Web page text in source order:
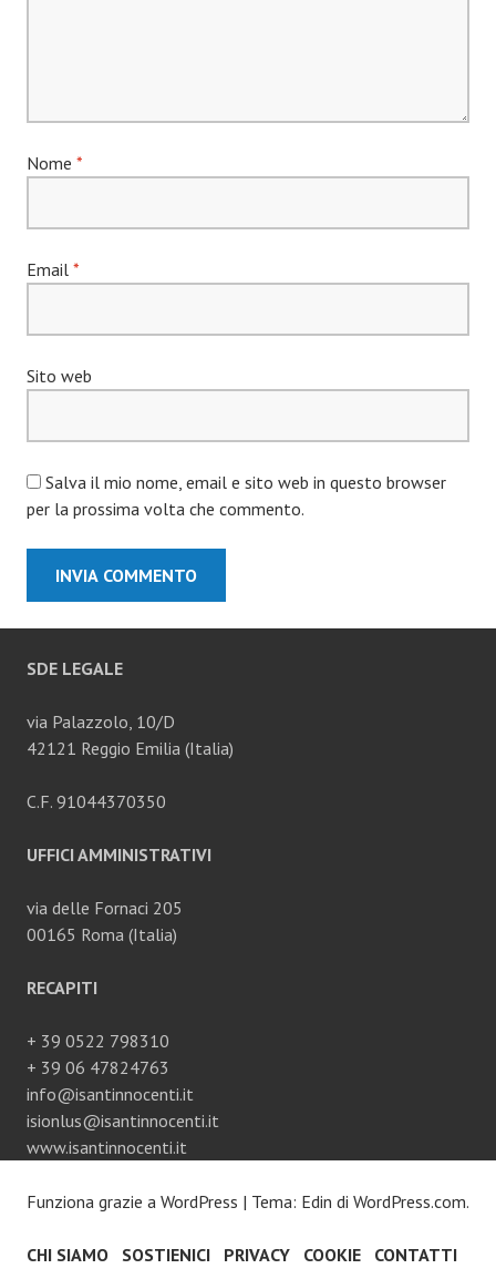
Nome *
Email *
Sito web
Salva il mio nome, email e sito web in questo browser
per la prossima volta che commento.
SDE LEGALE
via Palazzolo, 10/D
42121 Reggio Emilia (Italia)
C.F. 91044370350
UFFICI AMMINISTRATIVI
via delle Fornaci 205
00165 Roma (Italia)
RECAPITI
+ 39 0522 798310
+ 39 06 47824763
info@isantinnocenti.it
isionlus@isantinnocenti.it
www.isantinnocenti.it
Funziona grazie a WordPress | Tema: Edin di WordPress.com.
CHI SIAMO SOSTIENICI PRIVACY COOKIE CONTATTI